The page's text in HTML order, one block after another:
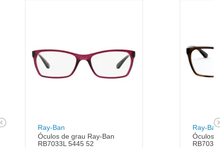
Ray-Ban
Óculos de grau Ray-Ban
RB7033L 5445 52
Ray-Ban
Óculos